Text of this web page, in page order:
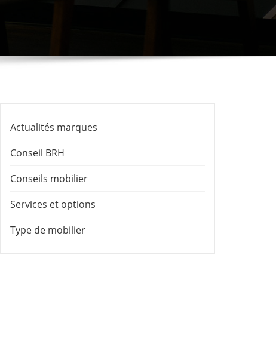
Actualités marques
Conseil BRH
Conseils mobilier
Services et options
Type de mobilier